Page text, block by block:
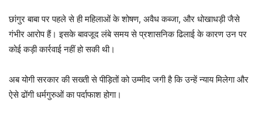
छांगुर बाबा पर पहले से ही महिलाओं के शोषण, अवैध कब्जा, और धोखाधड़ी जैसे
गंभीर आरोप हैं। इसके बावजूद लंबे समय से प्रशासनिक ढिलाई के कारण उन पर
कोई कड़ी कार्रवाई नहीं हो सकी थी।
अब योगी सरकार की सख्ती से पीड़ितों को उम्मीद जगी है कि उन्हें न्याय मिलेगा और
ऐसे ढोंगी धर्मगुरुओं का पर्दाफाश होगा।